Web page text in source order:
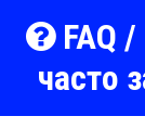
FAQ
часто